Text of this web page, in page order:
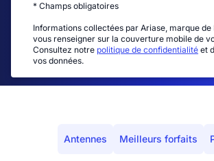
* Champs obligatoires
Informations collectées par Ariase, marque de
vous renseigner sur la couverture mobile de
Consultez notre politique de confidentialité et
vos données.
Antennes Meilleurs forfaits